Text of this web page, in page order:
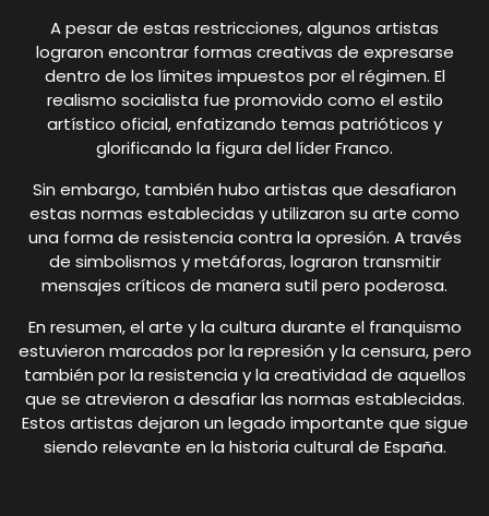
A pesar de estas restricciones, algunos artistas
lograron encontrar formas creativas de expresarse
dentro de los límites impuestos por el régimen. El
realismo socialista fue promovido como el estilo
artístico oficial, enfatizando temas patrióticos y
glorificando la figura del líder Franco.
Sin embargo, también hubo artistas que desafiaron
estas normas establecidas y utilizaron su arte como
una forma de resistencia contra la opresión. A través
de simbolismos y metáforas, lograron transmitir
mensajes críticos de manera sutil pero poderosa.
En resumen, el arte y la cultura durante el franquismo
estuvieron marcados por la represión y la censura, pero
también por la resistencia y la creatividad de aquellos
que se atrevieron a desafiar las normas establecidas.
Estos artistas dejaron un legado importante que sigue
siendo relevante en la historia cultural de España.